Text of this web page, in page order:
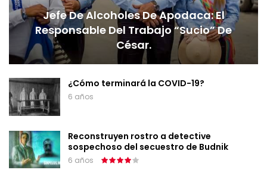
Jefe De Alcoholes De Apodaca: El
Responsable Del Trabajo “sucio” De
César.
¿Cómo terminará la COVID-19?
6 años
Reconstruyen rostro a detective
sospechoso del secuestro de Budnik
6 años